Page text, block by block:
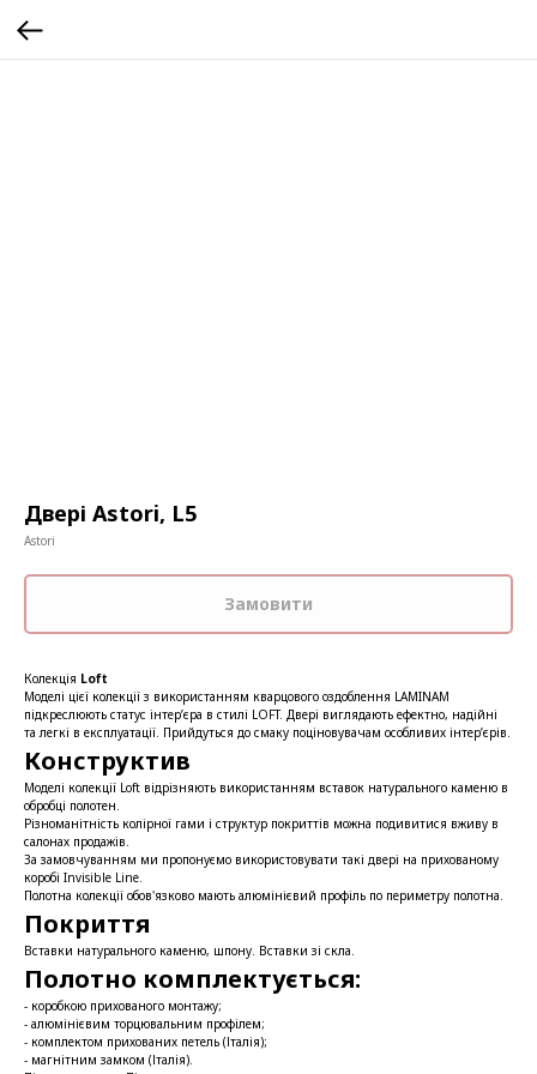
Двері Astori, L5
Astori
Замовити
Колекція Loft
Моделі цієї колекції з використанням кварцового оздоблення LAMINAM
підкреслюють статус інтер’єра в стилі LOFT. Двері виглядають ефектно, надійні
та легкі в експлуатації. Прийдуться до смаку поціновувачам особливих інтер’єрів.
Конструктив
Моделі колекції Loft відрізняють використанням вставок натурального каменю в
обробці полотен.
Різноманітність колірної гами і структур покриттів можна подивитися вживу в
салонах продажів.
За замовчуванням ми пропонуємо використовувати такі двері на прихованому
коробі Invisible Line.
Полотна колекції обов'язково мають алюмінієвий профіль по периметру полотна.
Покриття
Вставки натурального каменю, шпону. Вставки зі скла.
Полотно комплектується:
- коробкою прихованого монтажу;
- алюмінієвим торцювальним профілем;
- комплектом прихованих петель (Італія);
- магнітним замком (Італія).